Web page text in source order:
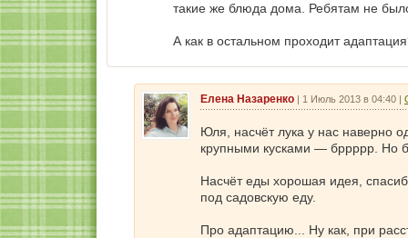
такие же блюда дома. Ребятам не
А как в остальном проходит
Елена Назаренко | 1 Июль 2013 в 04:40 |
Юля, насчёт лука у нас наверно
крупными кусками — бррррр. Но
Насчёт еды хорошая идея,
под садовскую еду.
Про адаптацию... Ну как, при